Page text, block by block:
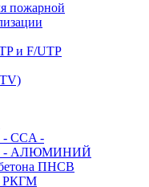
пожарной
и F/UTP
CCA -
- АЛЮМИНИЙ
ПНСВ
РКГМ